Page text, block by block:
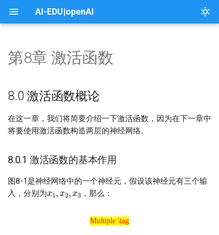
AI-EDU|openAI
00 前言
01 概论与基本概念
01.0 人工智能发展简史
01.2 人工智能的定义
01.2 范式的演化
01.3 神经网络的基本工作原理
04 线性回归
04.0 单变量线性回归
04.1 最小二乘法
04.2 梯度下降法
04.3 神经网络法
04.4 多样本计算
06 线性分类
06. 线性二分类
06.1 二分类函数
06.2 线性二分类实现
06.3 线性二分类的工作原理
06.4 线性二分类结果可视化
8.0 激活函数概论
8.0.1 激活函数的基本作用
8.0.2 何时会用到激活函数
10 非线性分类
10.0 非线性二分类
10.1 为什么必须用双层神经网
络
10.4 逻辑异或门的工作原理
13 模型的推理与部署
13.0 手工测试训练效果
13.1 模型文件概述
13.2 ONNX模型文件
13.3 Windows中模型的部署
14 深度神经网络
14.0 搭建深度神经网络框架
14.1 回归任务功能测试
14.2 回归任务真实案例
14.3 二分类任务功能测试
14.4 二分类任务真实案例
17 卷积神经网络
17.0 卷积神经网络原理
17.1 卷积的前向计算原理
17.2 卷积前向计算代码实现
17.3 卷积的反向传播原理
17.4 卷积反向传播代码实现
19 循环神经网络
19.0 普通循环神经网络
19.1 两个时间步的循环神经网
络
络
19.3 通用的循环神经网络模型
本课介绍
一、架构之路
二、概论 3.故事分析
6.软件工程在微软
三、用户与需求
3.故事分析
6.木头与团队合作的故事
本课介绍
课程目录
实验 3. CUDA实现和优化
7. 分布式训练任务练习
本页介绍
1.漫画翻译
2.问答系统和对话机器人服务
3.看图识熊
4.智能家居
5.文本朗读应用
About
License
第8章 激活函数
8.0 激活函数概论
在这一章，我们将简要介绍一下激活函数，因为在下一章中
将要使用激活函数构造两层的神经网络。
8.0.1 激活函数的基本作用
图8-1是神经网络中的一个神经元，假设该神经元有三个输
入，分别为
x1,x2 , 3
，那么：
Multiple \tag
Multiple \tag